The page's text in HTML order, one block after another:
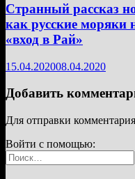
Странный рассказ
как русские
«вход в Рай»
15.04.202008.04.2020
Добавить
Для отправки
Войти с помощью:
Найти: